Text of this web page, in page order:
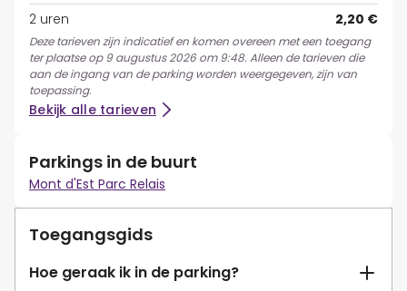
2 uren
2,20 €
Deze tarieven zijn indicatief en komen overeen met een toegang
ter plaatse op 9 augustus 2026 om 9:48. Alleen de tarieven die
aan de ingang van de parking worden weergegeven, zijn van
toepassing.
Bekijk alle tarieven
Parkings in de buurt
Mont d'Est Parc Relais
Toegangsgids
Hoe geraak ik in de parking?